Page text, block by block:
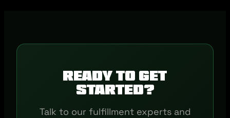
Ready to get
started?
Talk to our fulfillment experts and